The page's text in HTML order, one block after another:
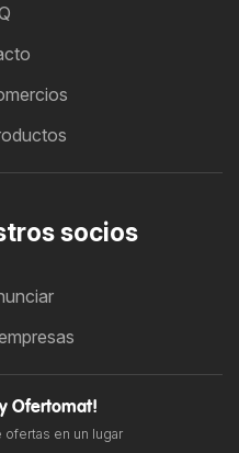
socios
Ofertomat!
en un lugar